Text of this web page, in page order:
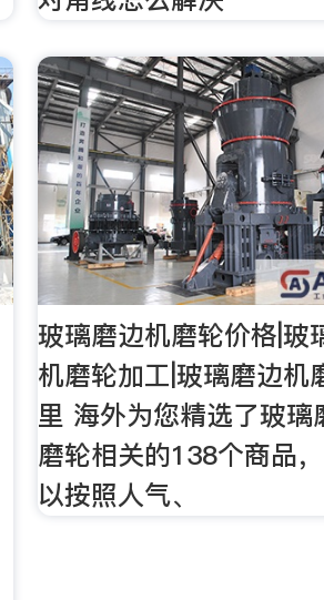
玻璃磨边机磨轮价格|玻
机磨轮加工|玻璃磨边机
里 海外为您精选了玻璃
磨轮相关的138个商品
以按照人气、